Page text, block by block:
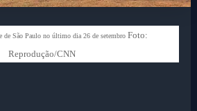
de São Paulo no último dia 26 de setembro Foto:
Reprodução/CNN